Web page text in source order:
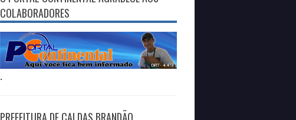
COLABORADORES
.